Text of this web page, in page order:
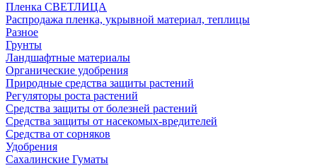
Пленка СВЕТЛИЦА
Распродажа пленка, укрывной материал, теплицы
Разное
Грунты
Ландшафтные материалы
Органические удобрения
Природные средства защиты растений
Регуляторы роста растений
Средства защиты от болезней растений
Средства защиты от насекомых-вредителей
Средства от сорняков
Удобрения
Сахалинские Гуматы